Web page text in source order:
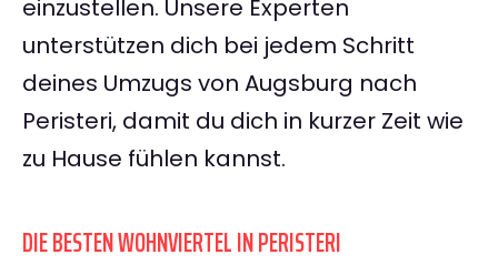
einzustellen. Unsere Experten
unterstützen dich bei jedem Schritt
deines Umzugs von Augsburg nach
Peristeri, damit du dich in kurzer Zeit wie
zu Hause fühlen kannst.
DIE BESTEN WOHNVIERTEL IN PERISTERI